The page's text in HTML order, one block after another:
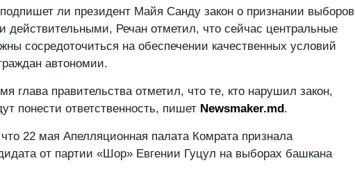
ли президент Майя Санду закон о признании выборов
действительными, Речан отметил, что сейчас центральные
сосредоточиться на обеспечении качественных условий
автономии.
глава правительства отметил, что те, кто нарушил закон,
понести ответственность, пишет Newsmaker.md.
22 мая Апелляционная палата Комрата признала
от партии «Шор» Евгении Гуцул на выборах башкана